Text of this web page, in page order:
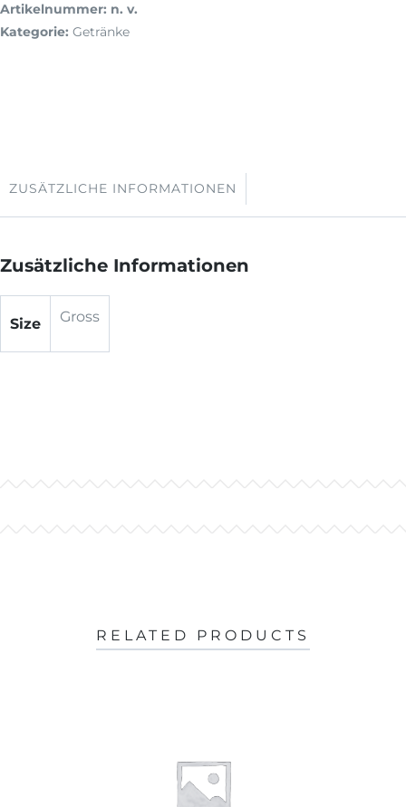
Artikelnummer: n. v.
Kategorie: Getränke
ZUSÄTZLICHE INFORMATIONEN
Zusätzliche Informationen
Size Gross
RELATED PRODUCTS